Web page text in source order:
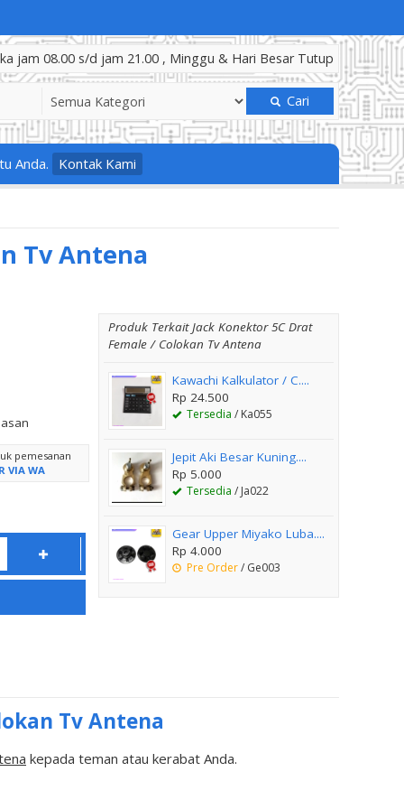
jam 08.00 s/d jam 21.00 , Minggu & Hari Besar Tutup
Cari
Anda. Kontak Kami
Tv Antena
pemesanan
VIA WA
Produk Terkait Jack Konektor 5C Drat
Female / Colokan Tv Antena
Kawachi Kalkulator / C....
Rp 24.500
Tersedia / Ka055
Jepit Aki Besar Kuning....
Rp 5.000
Tersedia / Ja022
Gear Upper Miyako Luba....
Rp 4.000
Pre Order/ Ge003
Tv Antena
kepada teman atau kerabat Anda.